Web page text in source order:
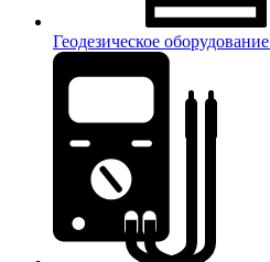
Геодезическое оборудование